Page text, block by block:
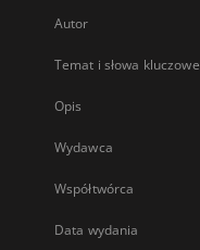
Autor
Temat i słowa kluczowe
Opis
Wydawca
Współtwórca
Data wydania